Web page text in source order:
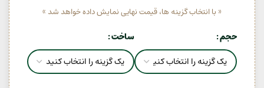
« با انتخاب گزینه ها، قیمت نهایی نمایش داده خواهد شد »
حجم ساخت